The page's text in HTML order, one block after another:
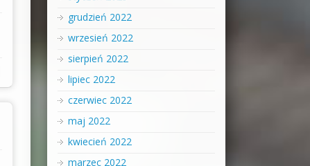
grudzień 2022
wrzesień 2022
sierpień 2022
lipiec 2022
czerwiec 2022
maj 2022
kwiecień 2022
marzec 2022